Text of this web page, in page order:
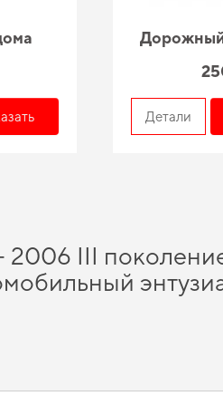
Дорожный
Детали
III